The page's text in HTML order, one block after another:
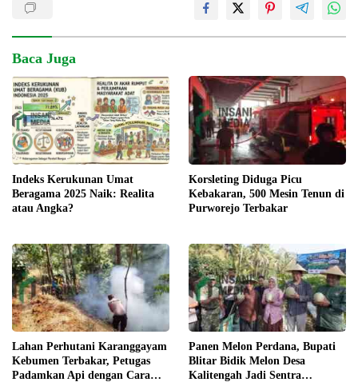
Baca Juga
Indeks Kerukunan Umat
Beragama 2025 Naik: Realita
atau Angka?
Korsleting Diduga Picu
Kebakaran, 500 Mesin Tenun di
Purworejo Terbakar
Lahan Perhutani Karanggayam
Kebumen Terbakar, Petugas
Padamkan Api dengan Cara
Panen Melon Perdana, Bupati
Blitar Bidik Melon Desa
Kalitengah Jadi Sentra